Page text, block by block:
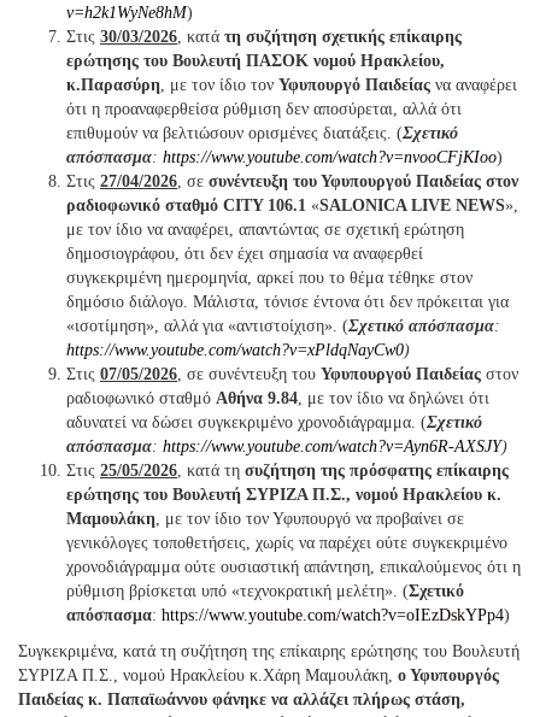
v=h2k1WyNe8hM)
Στις 30/03/2026, κατά τη συζήτηση σχετικής επίκαιρης
ερώτησης του Βουλευτή ΠΑΣΟΚ νομού Ηρακλείου,
κ.Παρασύρη, με τον ίδιο τον Υφυπουργό Παιδείας να αναφέρει
ότι η προαναφερθείσα ρύθμιση δεν αποσύρεται, αλλά ότι
επιθυμούν να βελτιώσουν ορισμένες διατάξεις. (Σχετικό
απόσπασμα: https://www.youtube.com/watch?v=nvooCFjKIoo)
Στις 27/04/2026, σε συνέντευξη του Υφυπουργού Παιδείας στον
ραδιοφωνικό σταθμό CITY 106.1 «SALONICA LIVE NEWS»,
με τον ίδιο να αναφέρει, απαντώντας σε σχετική ερώτηση
δημοσιογράφου, ότι δεν έχει σημασία να αναφερθεί
συγκεκριμένη ημερομηνία, αρκεί που το θέμα τέθηκε στον
δημόσιο διάλογο. Μάλιστα, τόνισε έντονα ότι δεν πρόκειται για
«ισοτίμηση», αλλά για «αντιστοίχιση». (Σχετικό απόσπασμα:
https://www.youtube.com/watch?v=xPldqNayCw0)
Στις 07/05/2026, σε συνέντευξη του Υφυπουργού Παιδείας στον
ραδιοφωνικό σταθμό Αθήνα 9.84, με τον ίδιο να δηλώνει ότι
αδυνατεί να δώσει συγκεκριμένο χρονοδιάγραμμα. (Σχετικό
απόσπασμα: https://www.youtube.com/watch?v=Ayn6R-AXSJY)
Στις 25/05/2026, κατά τη συζήτηση της πρόσφατης επίκαιρης
ερώτησης του Βουλευτή ΣΥΡΙΖΑ Π.Σ., νομού Ηρακλείου κ.
Μαμουλάκη, με τον ίδιο τον Υφυπουργό να προβαίνει σε
γενικόλογες τοποθετήσεις, χωρίς να παρέχει ούτε συγκεκριμένο
χρονοδιάγραμμα ούτε ουσιαστική απάντηση, επικαλούμενος ότι η
ρύθμιση βρίσκεται υπό «τεχνοκρατική μελέτη». (Σχετικό
απόσπασμα: https://www.youtube.com/watch?v=oIEzDskYPp4)
Συγκεκριμένα, κατά τη συζήτηση της επίκαιρης ερώτησης του Βουλευτή
ΣΥΡΙΖΑ Π.Σ., νομού Ηρακλείου κ.Χάρη Μαμουλάκη, ο Υφυπουργός
Παιδείας κ. Παπαϊωάννου φάνηκε να αλλάζει πλήρως στάση,